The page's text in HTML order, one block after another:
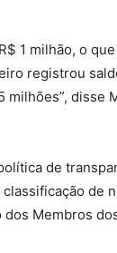
1 milhão, o
registrou
disse
de
de
Membros